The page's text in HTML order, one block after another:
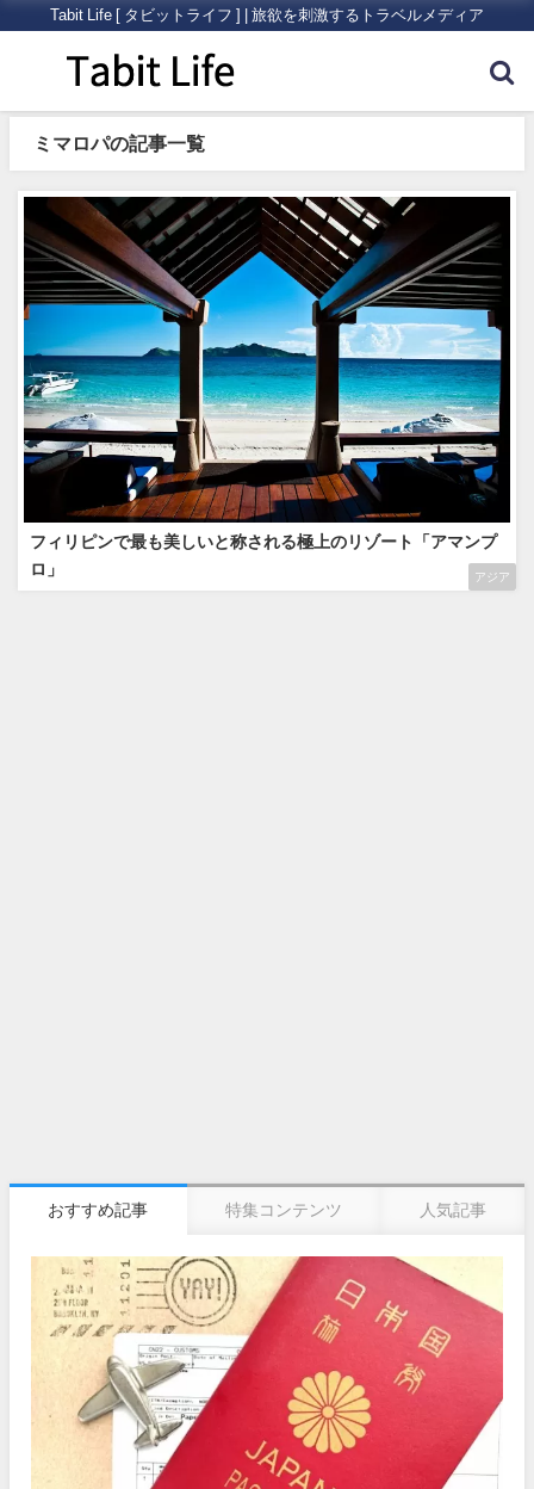
Tabit Life [ タビットライフ ] | 旅欲を刺激するトラベルメディア
ミマロパの記事一覧
アジア
フィリピンで最も美しいと称される極上のリゾート「アマンプ
ロ」
おすすめ記事 特集コンテンツ 人気記事